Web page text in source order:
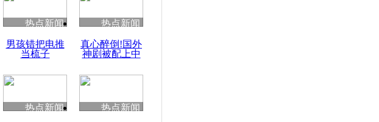
度苗族花山节
魂
热点新闻
男孩错把电推
当梳子
热点新闻
真心醉倒!国外
神剧被配上中
热点新闻
热点新闻